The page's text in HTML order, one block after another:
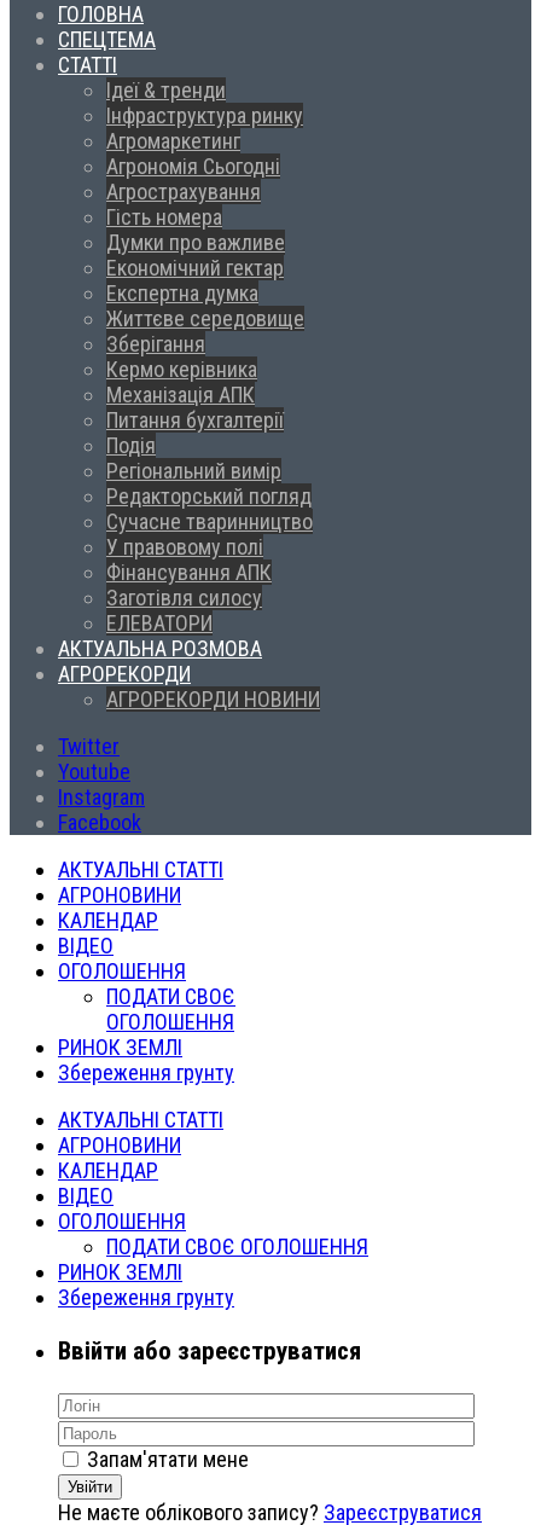
ГОЛОВНА
СПЕЦТЕМА
СТАТТІ
Ідеї & тренди
Інфраструктура ринку
Агромаркетинг
Агрономія Сьогодні
Агрострахування
Гість номера
Думки про важливе
Економічний гектар
Експертна думка
Життєве середовище
Зберігання
Кермо керівника
Механізація АПК
Питання бухгалтерії
Подія
Регіональний вимір
Редакторський погляд
Сучасне тваринництво
У правовому полі
Фінансування АПК
Заготівля силосу
ЕЛЕВАТОРИ
АКТУАЛЬНА РОЗМОВА
АГРОРЕКОРДИ
АГРОРЕКОРДИ НОВИНИ
Twitter
Youtube
Instagram
Facebook
АКТУАЛЬНІ СТАТТІ
АГРОНОВИНИ
КАЛЕНДАР
ВІДЕО
ОГОЛОШЕННЯ
ПОДАТИ СВОЄ
ОГОЛОШЕННЯ
РИНОК ЗЕМЛІ
Збереження грунту
АКТУАЛЬНІ СТАТТІ
АГРОНОВИНИ
КАЛЕНДАР
ВІДЕО
ОГОЛОШЕННЯ
ПОДАТИ СВОЄ ОГОЛОШЕННЯ
РИНОК ЗЕМЛІ
Збереження грунту
Ввійти або зареєструватися
Запам'ятати мене
Увійти
Не маєте облікового запису? Зареєструватися